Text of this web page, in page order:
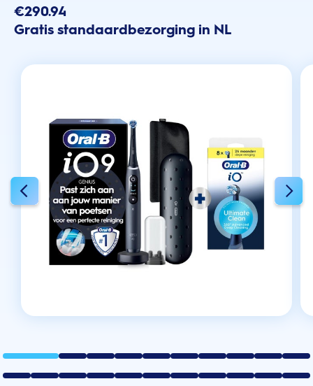
van
de
5
sterren.
€290.94
Gratis standaardbezorging in NL